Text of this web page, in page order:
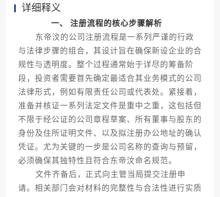
详细释义
一、 注册流程的核心步骤解析
东帝汶的公司注册流程是一系列严谨的行政
与法律步骤的组合，其设计旨在确保新设企业的合
规性与透明度。整个过程通常始于详尽的筹备阶
段，投资者需要首先确定最适合其业务模式的公司
法律形式，例如有限责任公司或代表处。紧接着，
准备并核证一系列法定文件是重中之重，这包括但
不限于经公证的公司章程草案、所有董事与股东的
身份及住所证明文件、以及拟注册办公地址的确认
凭证。尤为关键的一步是公司名称的查询与预留，
必须确保其独特性且符合东帝汶命名规范。
文件齐备后，正式向主管当局提交注册申
请。相关部门会对材料的完整性与合法性进行实质